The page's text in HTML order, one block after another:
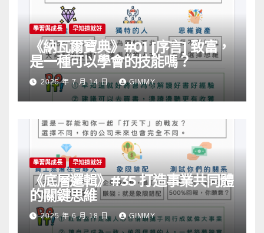
學習與成長 早知道就好
《納瓦爾寶典》#01 [序言] 致富，
是一種可以學會的技能嗎？
2025 年 7 月 14 日 GIMMY
學習與成長 早知道就好
《底層邏輯》#35 打造事業共同體
的關鍵思維
2025 年 6 月 18 日 GIMMY